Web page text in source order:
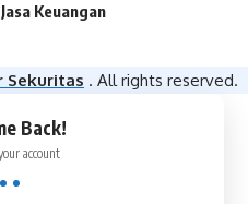
Keuangan​
Sekuritas . All rights reserved.
Back!
account